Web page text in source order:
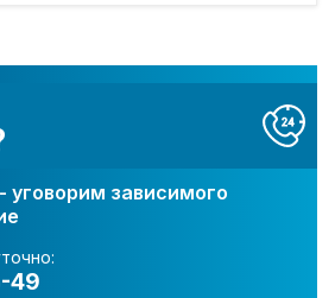
уговорим зависимого
49